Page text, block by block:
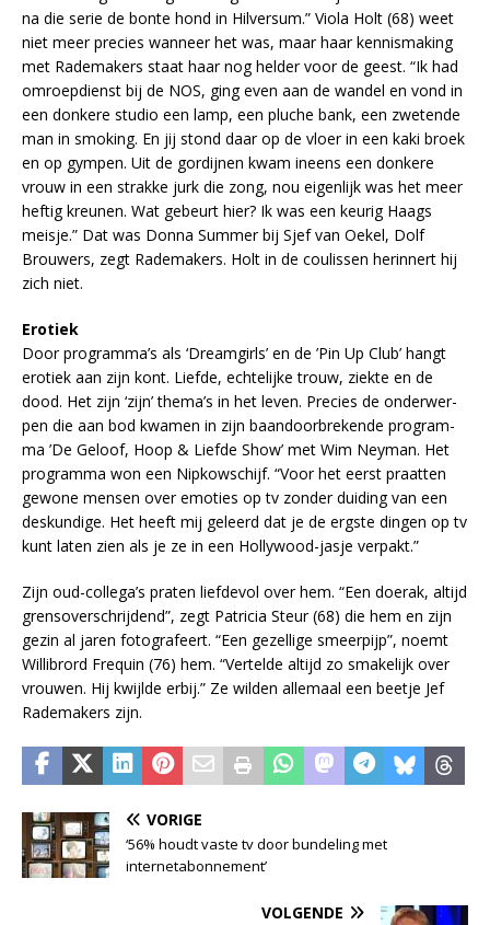
na die se­rie de bon­te hond in Hil­ver­sum.” Vi­o­la Holt (68) weet
niet meer pre­cies wan­neer het was, maar haar ken­nis­ma­king
met Ra­de­ma­kers staat haar nog hel­der voor de geest. “Ik had
om­roep­dienst bij de NOS, ging even aan de wan­del en vond in
een don­ke­re stu­dio een lamp, een plu­che bank, een zwe­ten­de
man in smo­king. En jij stond daar op de vloer in een kaki broek
en op gym­pen. Uit de gor­dij­nen kwam in­eens een don­ke­re
vrouw in een strak­ke jurk die zong, nou ei­gen­lijk was het meer
hef­tig kreu­nen. Wat ge­beurt hier? Ik was een keu­rig Haags
meis­je.” Dat was Don­na Sum­mer bij Sjef van Oe­kel, Dolf
Brou­wers, zegt Ra­de­ma­kers. Holt in de cou­lis­sen her­in­nert hij
zich niet.
Ero­tiek
Door pro­gram­ma’s als ‘Dream­girls’ en de ’Pin Up Club’ hangt
ero­tiek aan zijn kont. Lief­de, ech­te­lij­ke trouw, ziek­te en de
dood. Het zijn ‘zijn’ the­ma’s in het le­ven. Pre­cies de on­der­wer­
pen die aan bod kwa­men in zijn baandoor­bre­ken­de pro­gram­
ma ’De Ge­loof, Hoop & Lief­de Show’ met Wim Ney­man. Het
pro­gram­ma won een Nip­kow­schijf. “Voor het eerst praat­ten
ge­wo­ne men­sen over emo­ties op tv zon­der dui­ding van een
des­kun­di­ge. Het heeft mij ge­leerd dat je de erg­ste din­gen op tv
kunt la­ten zien als je ze in een Hol­ly­wood-jas­je ver­pakt.”
Zijn oud-col­le­ga’s pra­ten lief­de­vol over hem. “Een doe­rak, al­tijd
grens­over­schrij­dend”, zegt Pa­tri­cia Steur (68) die hem en zijn
ge­zin al ja­ren fo­to­gra­feert. “Een ge­zel­li­ge smeer­pijp”, noemt
Wil­li­brord Fre­quin (76) hem. “Ver­tel­de al­tijd zo sma­ke­lijk over
vrou­wen. Hij kwijl­de er­bij.” Ze wil­den al­le­maal een beet­je Jef
Ra­de­ma­kers zijn.
VORIGE
‘56% houdt vaste tv door bundeling met
internetabonnement’
VOLGENDE